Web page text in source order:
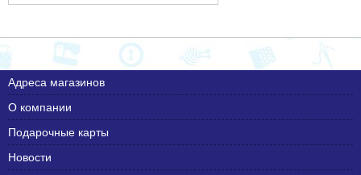
Адреса магазинов
О компании
Подарочные карты
Новости